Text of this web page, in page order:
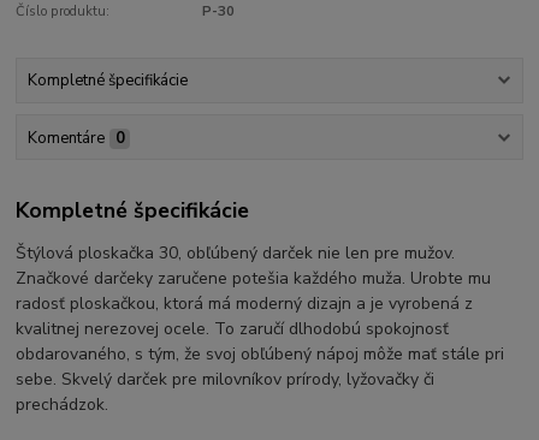
Číslo produktu: P-30
Kompletné špecifikácie
Komentáre 0
Kompletné špecifikácie
Štýlová ploskačka 30, obľúbený darček nie len pre mužov.
Značkové darčeky zaručene potešia každého muža. Urobte mu
radosť ploskačkou, ktorá má moderný dizajn a je vyrobená z
kvalitnej nerezovej ocele. To zaručí dlhodobú spokojnosť
obdarovaného, s tým, že svoj obľúbený nápoj môže mať stále pri
sebe. Skvelý darček pre milovníkov prírody, lyžovačky či
prechádzok.